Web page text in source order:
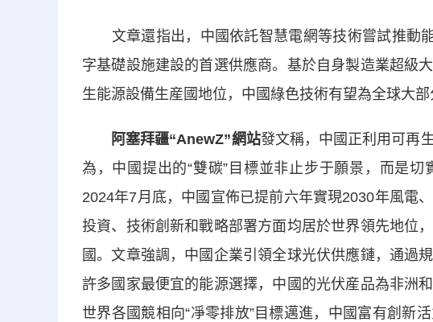
文章還指出，中國依託智慧電網等技術嘗試推動能
字基礎設施建設的首選供應商。基於自身製造業超級
生能源設備生産國地位，中國綠色技術有望為全球大部
阿塞拜疆“AnewZ”網站發文稱，中國正利用可再
為，中國提出的“雙碳”目標並非止步于願景，而是切
2024年7月底，中國宣佈已提前六年實現2030年風電
投資、技術創新和戰略部署方面均居於世界領先地位
國。文章強調，中國企業引領全球光伏供應鏈，通過
許多國家最便宜的能源選擇，中國的光伏産品為非洲
世界各國競相向“凈零排放”目標邁進，中國富有創新